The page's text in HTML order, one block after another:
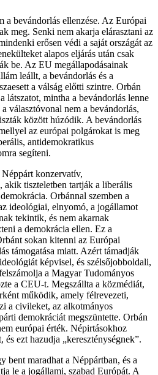
a bevándorlás ellenzése. Az Európai
meg. Senki nem akarja elárasztani az
erősen védi a saját országát az
alapos eljárás után csak
be. Az EU megállapodásainak
leállt, a bevándorlás és a
a válság előtti szintre. Orbán
látszatot, mintha a bevándorlás lenne
választóvonal nem a bevándorlás,
között húzódik. A bevándorlás
az európai polgárokat is meg
antidemokratikus
segíteni.
konzervatív,
akik tiszteletben tartják a liberális
Orbánnal szemben a
ideológiai, elnyomó, a jogállamot
tekintik, és nem akarnak
a demokrácia ellen. Ez a
sokan kitenni az Európai
támogatása miatt. Azért támadják
képvisel, és szélsőjobboldali,
a Magyar Tudományos
a CEU-t. Megszállta a közmédiát,
működik, amely félrevezeti,
a civileket, az alkotmányos
demokráciát megszüntette. Orbán
európai érték. Népirtásokhoz
ezt hazudja „kereszténységnek”.
bent maradhat a Néppártban, és a
le a jogállami, szabad Európát. A